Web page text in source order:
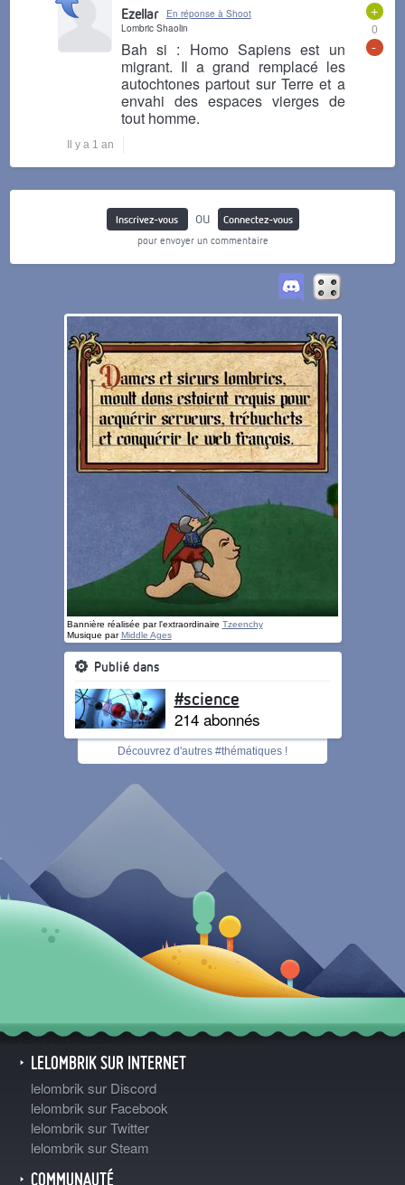
+
0
-
Ezellar
En réponse à Shoot
Lombric Shaolin
Bah si : Homo Sapiens est un
migrant. Il a grand remplacé les
autochtones partout sur Terre et a
envahi des espaces vierges de
tout homme.
Il y a 1 an
Inscrivez-vous ou
Connectez-vous
pour envoyer un commentaire
Bannière réalisée par l'extraordinaire Tzeenchy
Musique parMiddle Ages
Publié dans
#science
214 abonnés
Découvrez d'autres #thématiques !
LELOMBRIK SUR INTERNET
lelombrik sur Discord
lelombrik sur Facebook
lelombrik sur Twitter
lelombrik sur Steam
COMMUNAUTÉ